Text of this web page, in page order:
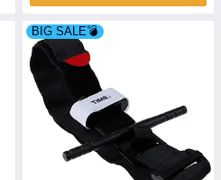
BIG SALE💣